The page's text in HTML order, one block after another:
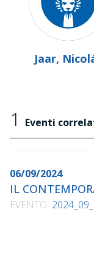
Jaar,
1 Eventi
06/09/2024
IL
EVENTO